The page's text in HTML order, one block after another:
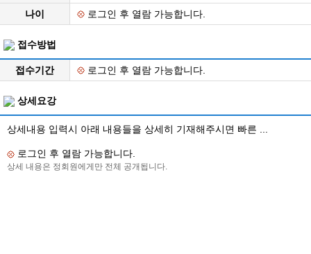
나이
로그인 후 열람 가능합니다.
접수방법
접수기간 로그인 후 열람 가능합니다.
상세요강
상세내용 입력시 아래 내용들을 상세히 기재해주시면 빠른 ...
로그인 후 열람 가능합니다.
상세 내용은 정회원에게만 전체 공개됩니다.